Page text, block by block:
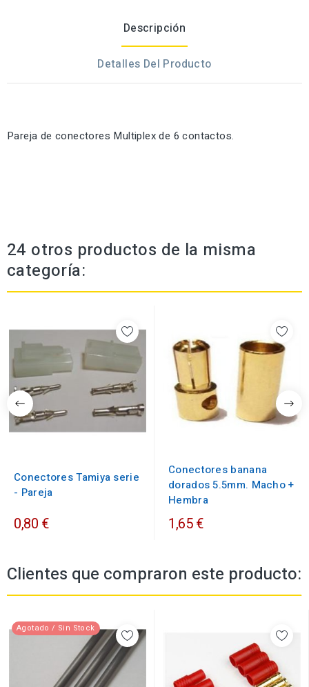
Descripción
Detalles Del Producto
Pareja de conectores Multiplex de 6 contactos.
24 otros productos de la misma
categoría:
Conectores Tamiya serie
- Pareja
0,80 €
Conectores banana
dorados 5.5mm. Macho +
Hembra
1,65 €
Clientes que compraron este producto:
Agotado / Sin Stock